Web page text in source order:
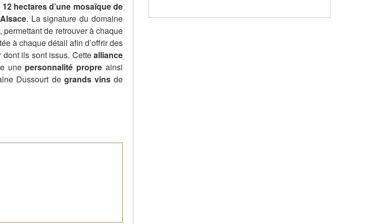
12 hectares d’une mosaïque de
. La signature du domaine
, permettant de retrouver à chaque
à chaque détail afin d’offrir des
ils sont issus. Cettealliance
une personnalité propre ainsi
Dussourt de grands vinsde